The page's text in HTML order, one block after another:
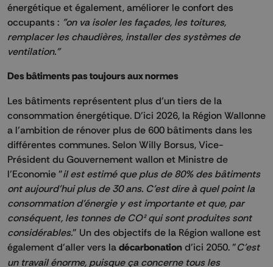
énergétique et également, améliorer le confort des
occupants : "on va isoler les façades, les toitures,
remplacer les chaudières, installer des systèmes de
ventilation."
Des bâtiments pas toujours aux normes
Les bâtiments représentent plus d’un tiers de la
consommation énergétique. D’ici 2026, la Région Wallonne
a l’ambition de rénover plus de 600 bâtiments dans les
différentes communes. Selon Willy Borsus, Vice-
Président du Gouvernement wallon et Ministre de
l’Economie "il est estimé que plus de 80% des bâtiments
ont aujourd'hui plus de 30 ans. C'est dire à quel point la
consommation d'énergie y est importante et que, par
conséquent, les tonnes de CO² qui sont produites sont
considérables." Un des objectifs de la Région wallone est
également d'aller vers la décarbonation d'ici 2050. "C'est
un travail énorme, puisque ça concerne tous les